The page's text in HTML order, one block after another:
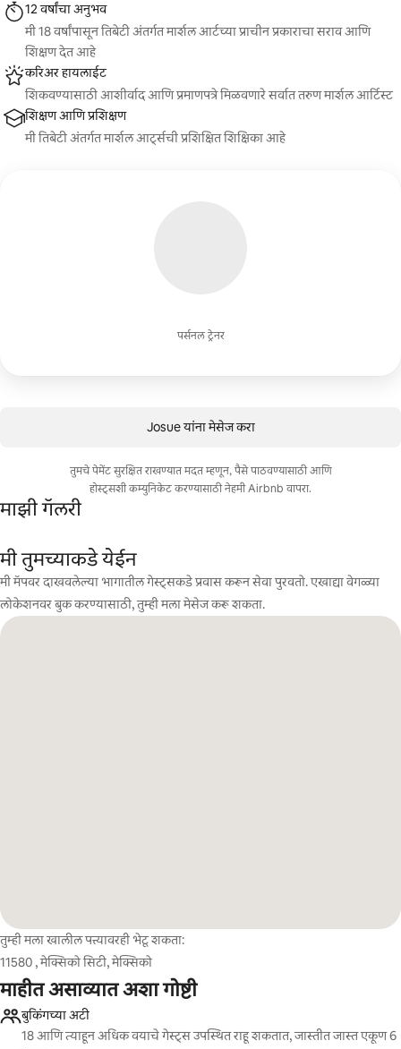
पर्सनल ट्रेनर
12 वर्षांचा अनुभव
मी 18 वर्षांपासून तिबेटी अंतर्गत मार्शल आर्टच्या प्राचीन प्रकाराचा सराव आणि
शिक्षण देत आहे
करिअर हायलाईट
शिकवण्यासाठी आशीर्वाद आणि प्रमाणपत्रे मिळवणारे सर्वात तरुण मार्शल आर्टिस्ट
शिक्षण आणि प्रशिक्षण
मी तिबेटी अंतर्गत मार्शल आर्ट्सची प्रशिक्षित शिक्षिका आहे
Josue यांना मेसेज करा
तुमचे पेमेंट सुरक्षित राखण्यात मदत म्हणून, पैसे पाठवण्यासाठी आणि
होस्ट्सशी कम्युनिकेट करण्यासाठी नेहमी Airbnb वापरा.
माझी गॅलरी
मी तुमच्याकडे येईन
मी मॅपवर दाखवलेल्या भागातील गेस्ट्सकडे प्रवास करून सेवा पुरवतो. एखाद्या वेगळ्या
लोकेशनवर बुक करण्यासाठी, तुम्ही मला मेसेज करू शकता.
तुम्ही मला खालील पत्त्यावरही भेटू शकता:
11580 , मेक्सिको सिटी, मेक्सिको
माहीत असाव्यात अशा गोष्टी
बुकिंगच्या अटी
18 आणि त्याहून अधिक वयाचे गेस्ट्स उपस्थित राहू शकतात, जास्तीत जास्त एकूण 6